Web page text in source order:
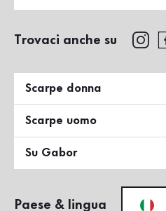
Trovaci anche su
Scarpe donna
Scarpe uomo
Su Gabor
Paese & lingua